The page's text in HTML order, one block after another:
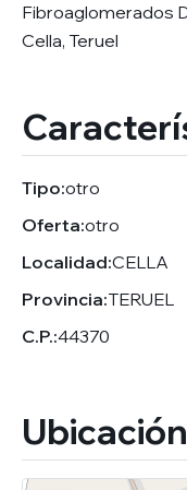
Fibroaglomerados
Cella, Teruel
Tipo:otro
Oferta:otro
Localidad:CELLA
Provincia:TERUEL
C.P.:44370
Ubicación